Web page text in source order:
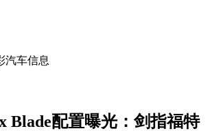
汽车信息
Blade配置曝光：剑指福特